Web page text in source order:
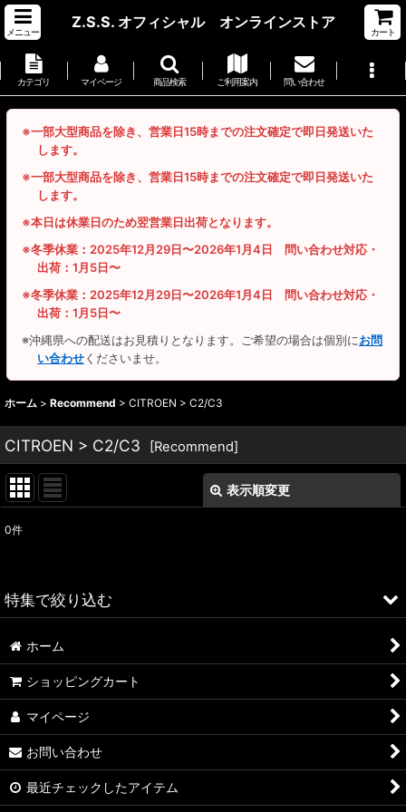
メニュー
Z.S.S. オフィシャル オンラインストア
カート
カテゴリ マイページ 商品検索 ご利用案内 問い合わせ
※一部大型商品を除き、営業日15時までの注文確定で即日発送いた
します。
※一部大型商品を除き、営業日15時までの注文確定で即日発送いた
します。
※本日は休業日のため翌営業日出荷となります。
※冬季休業：2025年12月29日〜2026年1月4日 問い合わせ対応・
出荷：1月5日〜
※冬季休業：2025年12月29日〜2026年1月4日 問い合わせ対応・
出荷：1月5日〜
※沖縄県への配送はお見積りとなります。ご希望の場合は個別にお問
い合わせくださいませ。
ホーム > Recommend > CITROEN > C2/C3
CITROEN > C2/C3 [Recommend]
表示順変更
並び順:
0件
特集で絞り込む
ALFA ROMEO > 156
ALFA ROMEO > 147
ALFA ROMEO > 159
A4
ホーム
ショッピングカート
マイページ
お問い合わせ
最近チェックしたアイテム